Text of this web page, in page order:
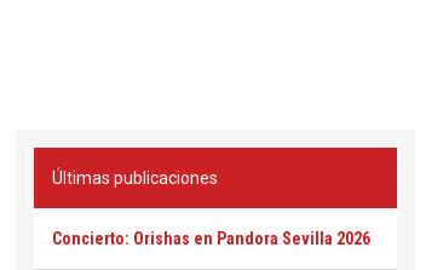
Últimas publicaciones
Concierto: Orishas en Pandora Sevilla 2026